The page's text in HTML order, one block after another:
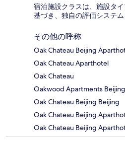
宿泊施設クラスは、施設タ
基づき、独自の評価システ
その他の呼称
Oak Chateau Beijing
Oak Chateau Aparthotel
Oak Chateau
Oakwood Apartments
Oak Chateau Beijing Beijing
Oak Chateau Beijing
Oak Chateau Beijing